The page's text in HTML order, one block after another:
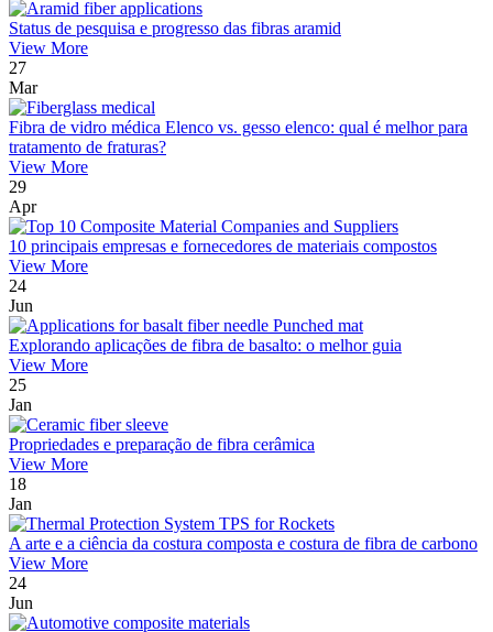
Status de pesquisa e progresso das fibras aramid
View More
27
Mar
Fibra de vidro médica Elenco vs. gesso elenco: qual é melhor para
tratamento de fraturas?
View More
29
Apr
10 principais empresas e fornecedores de materiais compostos
View More
24
Jun
Explorando aplicações de fibra de basalto: o melhor guia
View More
25
Jan
Propriedades e preparação de fibra cerâmica
View More
18
Jan
A arte e a ciência da costura composta e costura de fibra de carbono
View More
24
Jun